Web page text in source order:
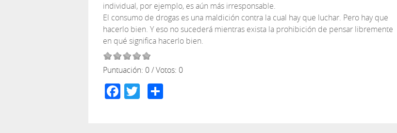
individual, por ejemplo, es aún más irresponsable.
El consumo de drogas es una maldición contra la cual hay que luchar. Pero hay que
hacerlo bien. Y eso no sucederá mientras exista la prohibición de pensar libremente
en qué significa hacerlo bien.
Puntuación: 0/ Votos: 0
Facebook
Twitter